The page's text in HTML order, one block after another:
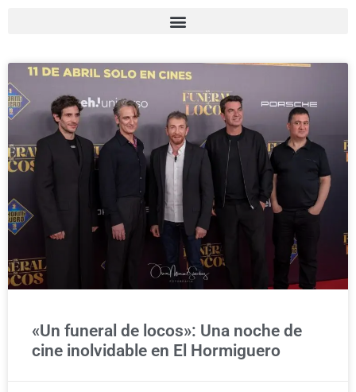
«Un funeral de locos»: Una noche de
cine inolvidable en El Hormiguero